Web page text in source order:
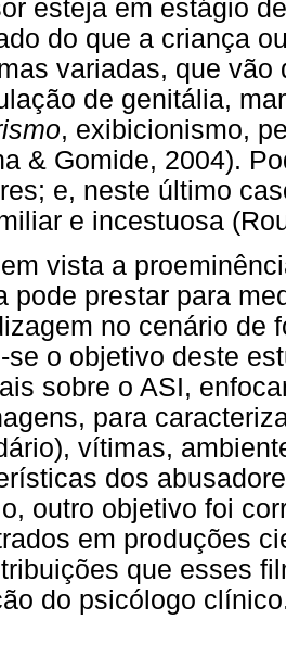
esteja em estágio
do que a criança
variadas, que
de genitália,
, exibicionismo,
& Gomide, 2004).
e, neste último
e incestuosa
vista a
pode prestar para
no cenário de
se o objetivo deste
sobre o ASI,
para
vítimas,
dos
outro objetivo foi
em produções
que esses
do psicólogo